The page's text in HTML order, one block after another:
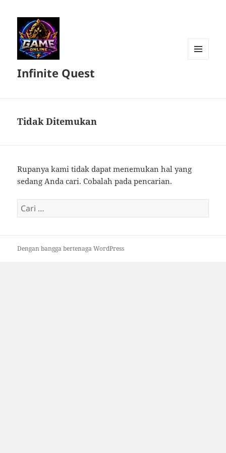
Infinite Quest
Tidak Ditemukan
Rupanya kami tidak dapat menemukan hal yang
sedang Anda cari. Cobalah pada pencarian.
Cari
untuk:
Dengan bangga bertenaga WordPress